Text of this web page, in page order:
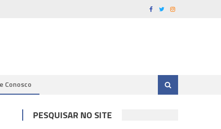
Conosco
PESQUISAR NO SITE